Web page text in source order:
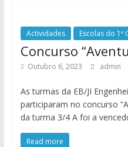
Actividades Escolas do 1º
Concurso
Outubro 6, 2023 admin
As turmas da EB/JI
participaram no concurso
da turma 3/4 A foi a
Read more